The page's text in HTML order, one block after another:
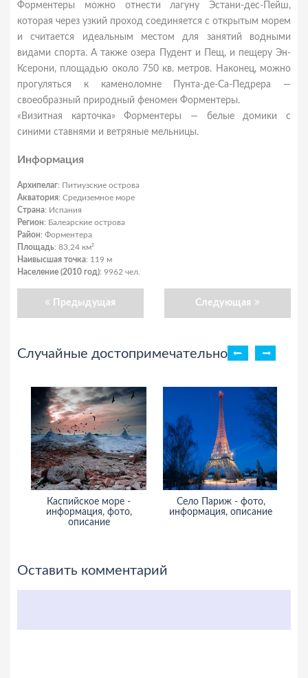
Форментеры можно отнести лагуну Эстани-дес-Пейш,
которая через узкий проход соединяется с открытым морем
и считается идеальным местом для занятий водными
видами спорта. А также озера Пудент и Пещ, и пещеру Эн-
Ксерони, площадью около 750 кв. метров. Наконец, можно
прогуляться к каменоломне Пунта-де-Са-Педрера —
своеобразный природный феномен Форментеры.
«Визитная карточка» Форментеры — белые домики с
синими ставнями и ветряные мельницы.
Информация
Архипелаг: Питиузские острова
Акватория: Средиземное море
Страна: Испания
Регион: Балеарские острова
Район: Форментера
Площадь: 83,24 км²
Наивысшая точка: 119 м
Население (2010 год): 9962 чел.
Предыдущая Следующая
Случайные достопримечательности
Каспийское море -
информация, фото,
описание
Село Париж - фото,
информация, описание
Оставить комментарий